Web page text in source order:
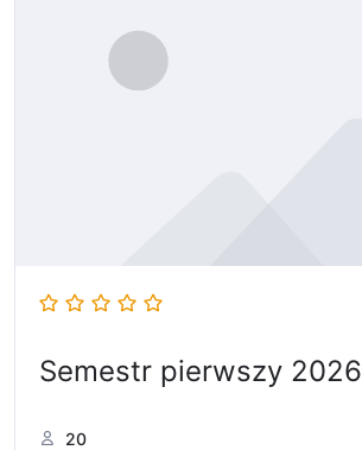
Semestr pierwszy 2026
20